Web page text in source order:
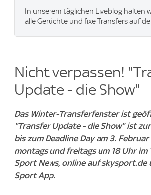
In unserem täglichen Liveblog halten
alle Gerüchte und fixe Transfers auf
Nicht verpassen!
Update - die Show"
Das Winter-Transferfenster ist
"Transfer Update - die Show" ist
bis zum Deadline Day am 3.
montags und freitags um 18 Uhr im
Sport News, online auf skysport.de
Sport App.